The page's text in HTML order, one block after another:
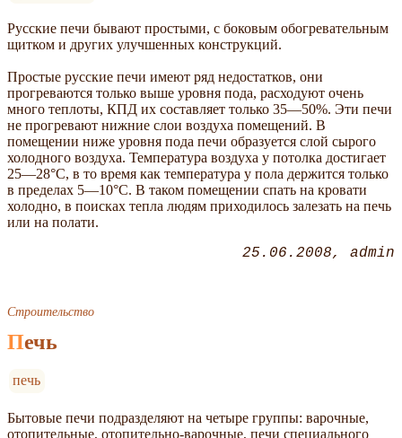
Русские печи бывают простыми, с боковым обогревательным
щитком и других улучшенных конструкций.
Простые русские печи имеют ряд недостатков, они
прогреваются только выше уровня пода, расходуют очень
много теплоты, КПД их составляет только 35—50%. Эти печи
не прогревают нижние слои воздуха помещений. В
помещении ниже уровня пода печи образуется слой сырого
холодного воздуха. Температура воздуха у потолка достигает
25—28°С, в то время как температура у пола держится только
в пределах 5—10°С. В таком помещении спать на кровати
холодно, в поисках тепла людям приходилось залезать на печь
или на полати.
25.06.2008 admin
Строительство
Печь
печь
Бытовые печи подразделяют на четыре группы: варочные,
отопительные, отопительно-варочные, печи специального